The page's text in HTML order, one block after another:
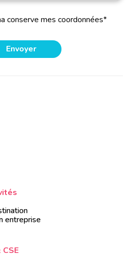
conserve mes coordonnées*
entreprise